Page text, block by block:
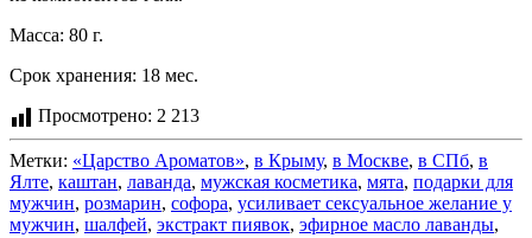
Масса: 80 г.
Срок хранения: 18 мес.
Просмотрено: 2 213
Метки: «Царство Ароматов», в Крыму, в Москве, в СПб, в
Ялте, каштан, лаванда, мужская косметика, мята, подарки для
мужчин, розмарин, софора, усиливает сексуальное желание у
мужчин, шалфей, экстракт пиявок, эфирное масло лаванды,